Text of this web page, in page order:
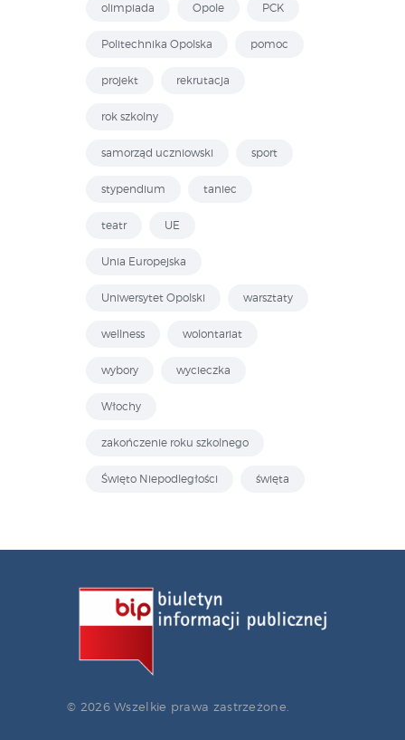
olimpiada Opole PCK
Politechnika Opolska pomoc
projekt rekrutacja
rok szkolny
samorząd uczniowski sport
stypendium taniec
teatr UE
Unia Europejska
Uniwersytet Opolski warsztaty
wellness wolontariat
wybory wycieczka
Włochy
zakończenie roku szkolnego
Święto Niepodległości święta
© 2026 Wszelkie prawa zastrzeżone.